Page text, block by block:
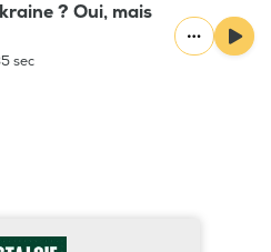
? Oui, mais
sec